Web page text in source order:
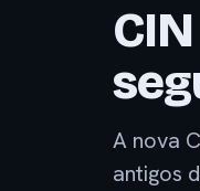
A nova
antigos